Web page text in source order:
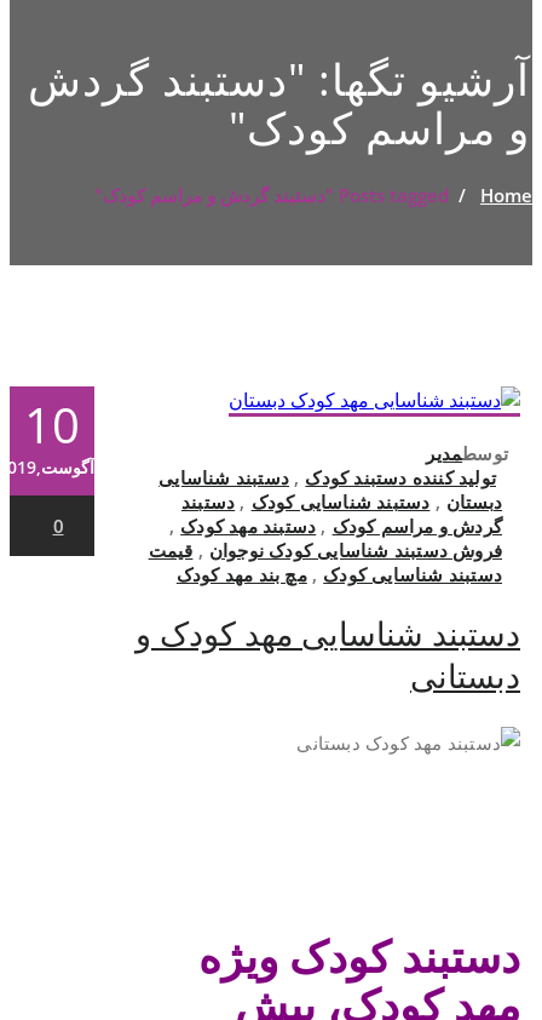
آرشیو تگها: "دستبند گردش
و مراسم کودک"
Home
/ Posts tagged "دستبند گردش و مراسم کودک"
10
آگوست,2019
0
توسطمدیر
تولید کننده دستبند کودک ,دستبند شناسایی
دبستان , دستبند شناسایی کودک , دستبند
گردش و مراسم کودک , دستبند مهد کودک ,
فروش دستبند شناسایی کودک نوجوان , قیمت
دستبند شناسایی کودک ,مچ بند مهد کودک
دستبند شناسایی مهد کودک و
دبستانی
دستبند کودک ویژه
مهد کودک، پیش